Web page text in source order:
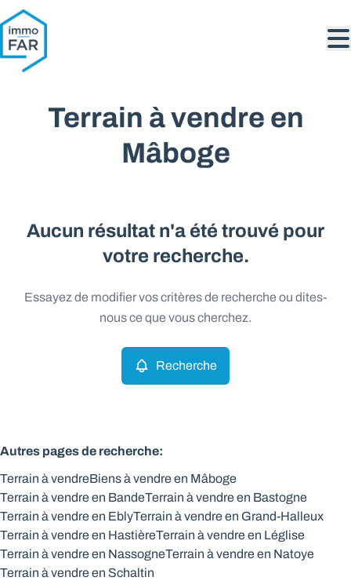
Aller au contenu principal
Terrain à vendre en
Mâboge
Aucun résultat n'a été trouvé pour
votre recherche.
Essayez de modifier vos critères de recherche ou dites-
nous ce que vous cherchez.
Recherche
Autres pages de recherche:
Terrain à vendreBiens à vendre en Mâboge
Terrain à vendre en BandeTerrain à vendre en Bastogne
Terrain à vendre en EblyTerrain à vendre en Grand-Halleux
Terrain à vendre en HastièreTerrain à vendre en Léglise
Terrain à vendre en NassogneTerrain à vendre en Natoye
Terrain à vendre en Schaltin